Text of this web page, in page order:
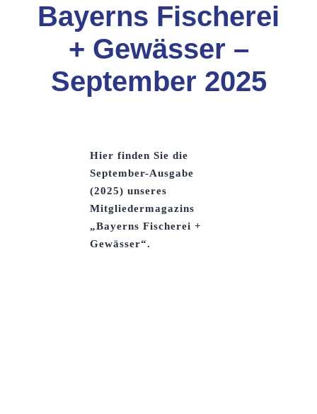
Bayerns Fischerei
+ Gewässer –
September 2025
Hier finden Sie die
September-Ausgabe
(2025) unseres
Mitgliedermagazins
„Bayerns Fischerei +
Gewässer“.